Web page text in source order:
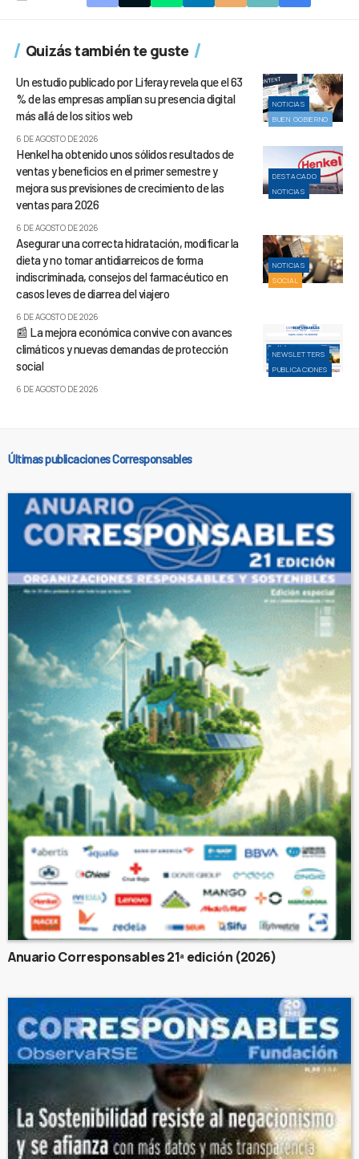
Quizás también te guste
NOTICIAS
BUEN GOBIERNO
Un estudio publicado por Liferay revela que el 63
% de las empresas amplían su presencia digital
más allá de los sitios web
6 DE AGOSTO DE 2026
DESTACADO
NOTICIAS
Henkel ha obtenido unos sólidos resultados de
ventas y beneficios en el primer semestre y
mejora sus previsiones de crecimiento de las
ventas para 2026
6 DE AGOSTO DE 2026
NOTICIAS
SOCIAL
Asegurar una correcta hidratación, modificar la
dieta y no tomar antidiarreicos de forma
indiscriminada, consejos del farmacéutico en
casos leves de diarrea del viajero
6 DE AGOSTO DE 2026
NEWSLETTERS
PUBLICACIONES
📰 La mejora económica convive con avances
climáticos y nuevas demandas de protección
social
6 DE AGOSTO DE 2026
Últimas publicaciones Corresponsables
Anuario Corresponsables 21ª edición (2026)